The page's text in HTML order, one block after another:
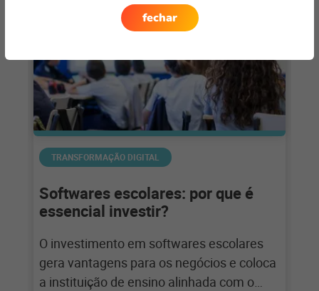
TRANSFORMAÇÃO DIGITAL
Softwares escolares: por que é
essencial investir?
O investimento em softwares escolares
gera vantagens para os negócios e coloca
a instituição de ensino alinhada com o
fechar